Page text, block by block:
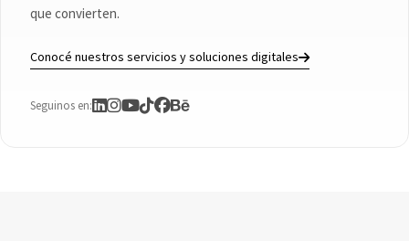
que convierten.
Conocé nuestros servicios y soluciones digitales
Seguinos en: